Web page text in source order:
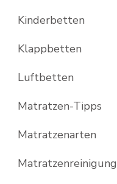
Kinderbetten
Klappbetten
Luftbetten
Matratzen-Tipps
Matratzenarten
Matratzenreinigung